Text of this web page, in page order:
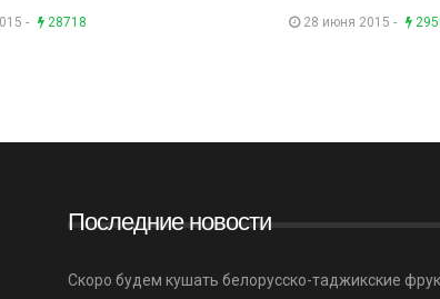
- 28718 28 июня 2015 -
Последние новости
Скоро будем кушать белорусско-таджикские